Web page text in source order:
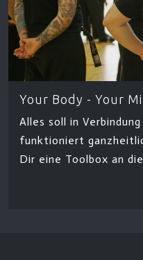
Your Body - Your
Alles soll in
funktioniert
Dir eine Toolbox an